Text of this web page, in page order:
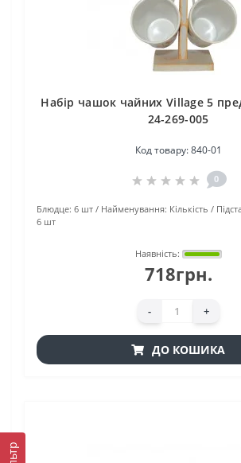
Набір чашок чайних Village 5
24-269-005
Код товару:840-01
0
Блюдце: 6 шт Найменування: Кількість
6 шт
Наявність:
718грн.
- +
ДО КОШИКА